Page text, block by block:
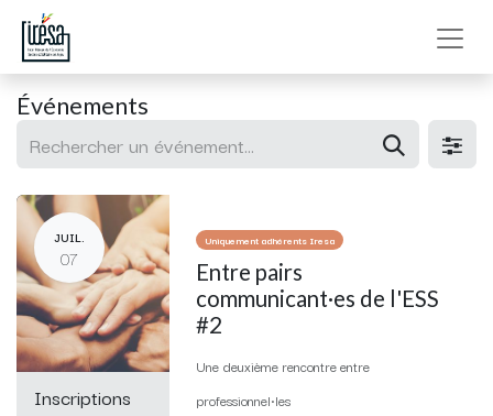
Événements
JUIL.
07
Inscriptions
Uniquement adhérents Iresa
Entre pairs
communicant·es de l'ESS
#2
Une deuxième rencontre entre
professionnel·les